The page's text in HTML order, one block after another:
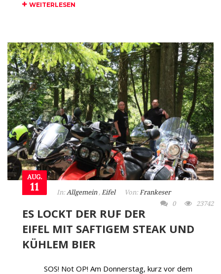
WEITERLESEN
AUG.
11 In: Allgemein, Eifel Von: Frankeser
0
23742
ES LOCKT DER RUF DER
EIFEL MIT SAFTIGEM STEAK UND
KÜHLEM BIER
SOS! Not OP! Am Donnerstag, kurz vor dem